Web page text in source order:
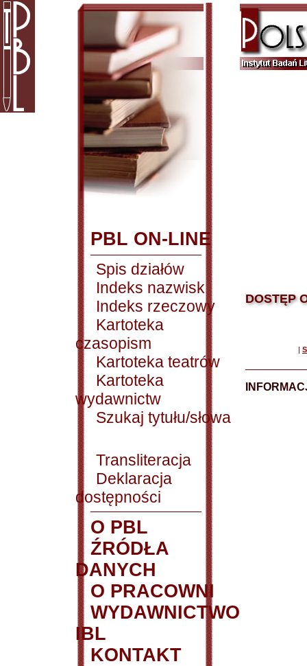
PBL ON-LINE
Spis działów
Indeks nazwisk
Indeks rzeczowy
Kartoteka
czasopism
Kartoteka teatrów
Kartoteka
wydawnictw
Szukaj tytułu/słowa
Transliteracja
Deklaracja
dostępności
O PBL
ŹRÓDŁA
DANYCH
O PRACOWNI
WYDAWNICTWO
IBL
KONTAKT
DOSTĘP
|